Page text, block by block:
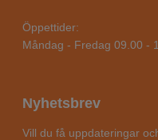
Öppettider:
Måndag - Fredag 09.00 -
Nyhetsbrev
Vill du få uppdateringar